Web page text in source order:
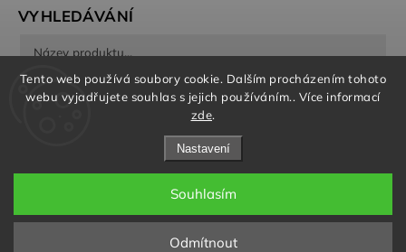
Tento web používá soubory cookie. Dalším procházením tohoto
webu vyjadřujete souhlas s jejich používáním.. Více informací
zde.
Nastavení
Odmítnout
Souhlasím
VYHLEDÁVÁNÍ
Hledat
Copyright 2026HEDDA. Všechna práva vyhrazena.